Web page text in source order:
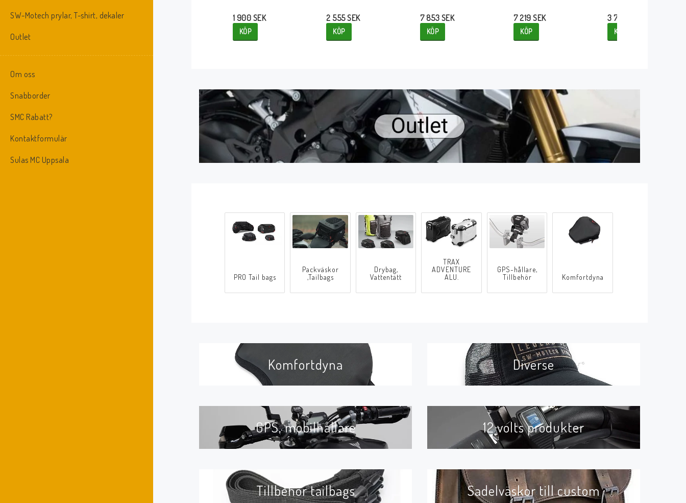
SW-Motech prylar, T-shirt, dekaler
Outlet
Om oss
Snabborder
SMC Rabatt?
Kontaktformulär
Sulas MC Uppsala
6 730 SEK 1 900 SEK
KÖP
2 555 SEK
KÖP
7 853 SEK
KÖP
7 219 SEK
KÖP
3 793 SEK
KÖP
PRO Tail bags
Packväskor
,Tailbags
Drybag,
Vattentätt
TRAX
ADVENTURE
ALU.
GPS-hållare,
Tillbehör
Komfortdyna
Komfortdyna Diverse
GPS, mobilhållare 12 volts produkter
Tillbehör tailbags Sadelväskor till custom